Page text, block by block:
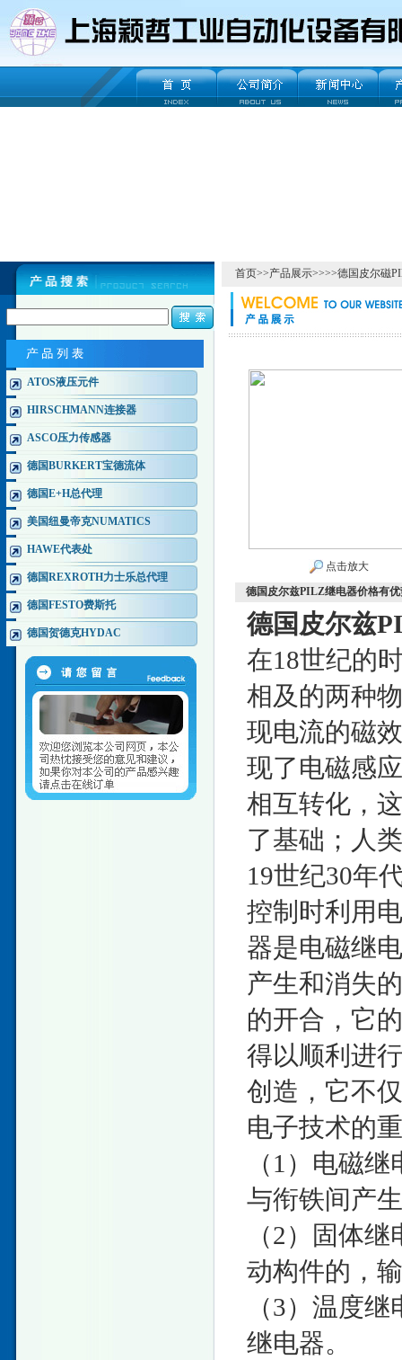
ATOS液压元件
HIRSCHMANN连接器
ASCO压力传感器
德国BURKERT宝德流体
德国E+H总代理
美国纽曼帝克NUMATICS
HAWE代表处
德国REXROTH力士乐总代理
德国FESTO费斯托
德国贺德克HYDAC
首页>>产品展示>>>>德国皮尔磁
点击放大
德国皮尔兹PILZ继电器价格有优
德国皮尔兹
在18世纪的
相及的两种
现电流的磁
现了电磁感
相互转化，
了基础；人
19世纪30年
控制时利用
器是电磁继
产生和消失
的开合，它
得以顺利进
创造，它不
电子技术的
（1）电磁
与衔铁间产
（2）固体
动构件的，
（3）温度
继电器。